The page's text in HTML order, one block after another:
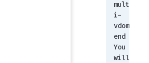
mult
i-
end
You
will